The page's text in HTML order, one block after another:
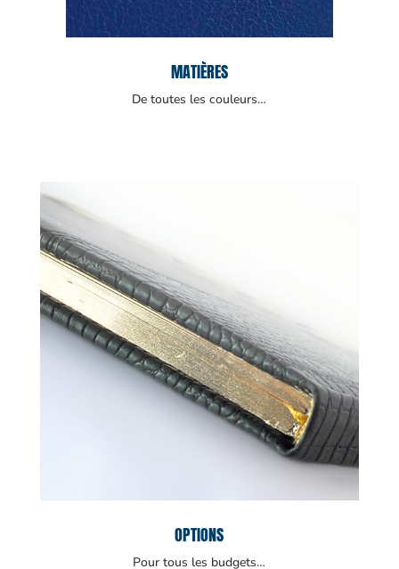
MATIÈRES
De toutes les couleurs…
OPTIONS
Pour tous les budgets…